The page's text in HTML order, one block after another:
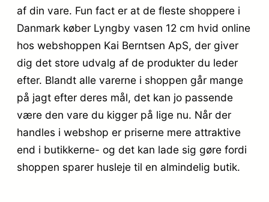
af din vare. Fun fact er at de fleste shoppere i
Danmark køber Lyngby vasen 12 cm hvid online
hos webshoppen Kai Berntsen ApS, der giver
dig det store udvalg af de produkter du leder
efter. Blandt alle varerne i shoppen går mange
på jagt efter deres mål, det kan jo passende
være den vare du kigger på lige nu. Når der
handles i webshop er priserne mere attraktive
end i butikkerne- og det kan lade sig gøre fordi
shoppen sparer husleje til en almindelig butik.